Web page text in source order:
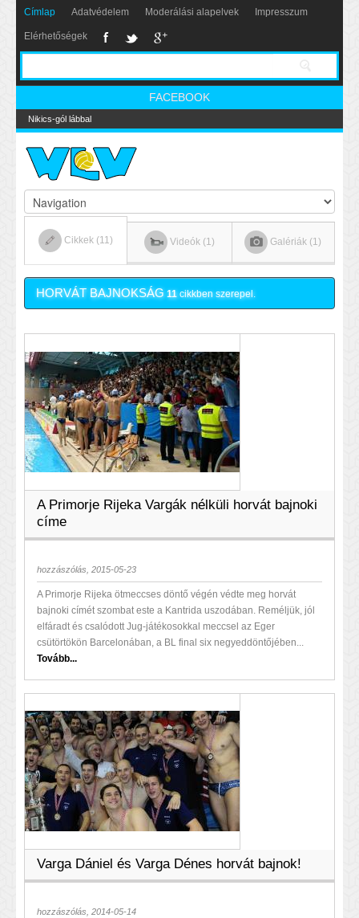
Címlap Adatvédelem Moderálási alapelvek Impresszum
Elérhetőségek
FACEBOOK
Nikics-gól lábbal
Cikkek (11) Videók (1) Galériák (1)
HORVÁT BAJNOKSÁG 11cikkben szerepel.
A Primorje Rijeka Vargák nélküli horvát bajnoki
címe
hozzászólás, 2015-05-23
A Primorje Rijeka ötmeccses döntő végén védte meg horvát
bajnoki címét szombat este a Kantrida uszodában. Reméljük, jól
elfáradt és csalódott Jug-játékosokkal meccsel az Eger
csütörtökön Barcelonában, a BL final six negyeddöntőjében...
Tovább...
Varga Dániel és Varga Dénes horvát bajnok!
hozzászólás, 2014-05-14